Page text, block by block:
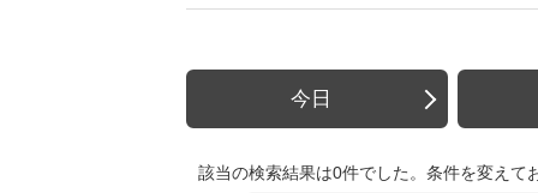
今日
該当の検索結果は0件でした。条件を変えて